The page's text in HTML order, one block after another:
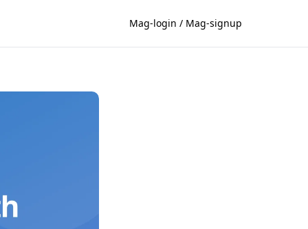
Mag-login / Mag-signup